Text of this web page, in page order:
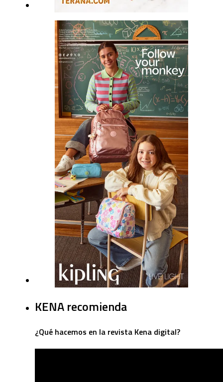
KENA recomienda
¿Qué hacemos en la revista Kena digital?